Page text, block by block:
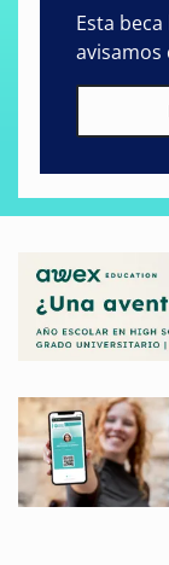
Esta
avisamos